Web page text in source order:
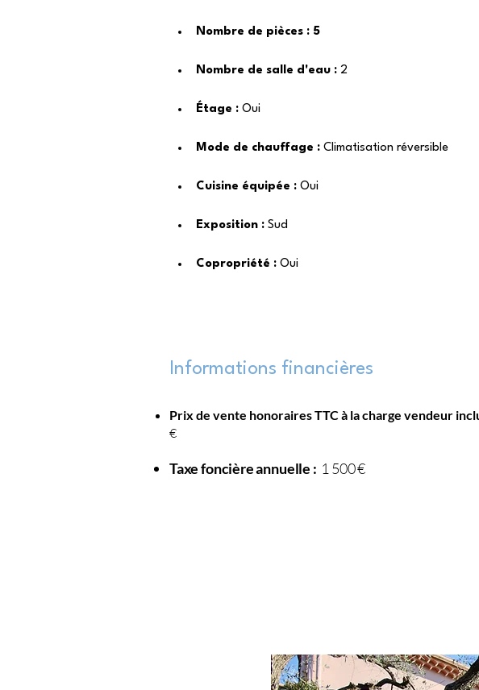
Nombre de pièces : 5
Nombre de salle d'eau : 2
Étage : Oui
Mode de chauffage : Climatisation réversible
Cuisine équipée : Oui
Exposition : Sud
Copropriété : Oui
Informations financières
Prix de vente honoraires TTC à la charge vendeur
€
Taxe foncière annuelle : 1 500 €